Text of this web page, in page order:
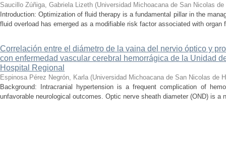
Saucillo Zúñiga, Gabriela Lizeth (Universidad Michoacana de San Nicolas de
Introduction: Optimization of fluid therapy is a fundamental pillar in the
fluid overload has emerged as a modifiable risk factor associated with organ
Correlación entre el diámetro de la vaina del nervio óptico y
con enfermedad vascular cerebral hemorrágica de la Unidad
Hospital Regional
Espinosa Pérez Negrón, Karla (Universidad Michoacana de San Nicolas de
Background: Intracranial hypertension is a frequent complication of
unfavorable neurological outcomes. Optic nerve sheath diameter (OND) is a